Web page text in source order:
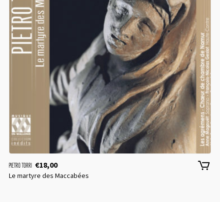
PIETRO TORRI €18,00
Le martyre des Maccabées